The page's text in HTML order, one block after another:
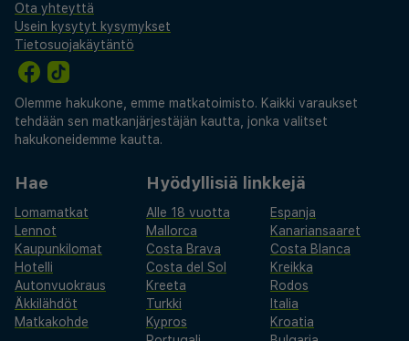
Ota yhteyttä
Usein kysytyt kysymykset
Tietosuojakäytäntö
Olemme hakukone, emme matkatoimisto. Kaikki varaukset
tehdään sen matkanjärjestäjän kautta, jonka valitset
hakukoneidemme kautta.
Hae
Lomamatkat
Lennot
Kaupunkilomat
Hotelli
Autonvuokraus
Äkkilähdöt
Matkakohde
Hyödyllisiä linkkejä
Alle 18 vuotta
Espanja
Mallorca
Kanariansaaret
Costa Brava
Costa Blanca
Costa del Sol
Kreikka
Kreeta
Rodos
Turkki
Italia
Kypros
Kroatia